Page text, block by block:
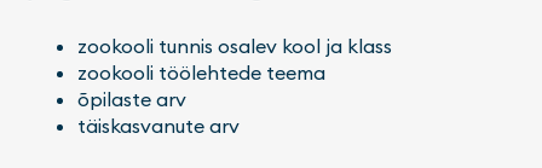
zookooli tunnis osalev kool ja klass
zookooli töölehtede teema
õpilaste arv
täiskasvanute arv